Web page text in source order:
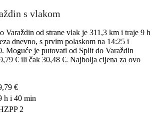
s vlakom
Varaždin od strane vlak je 311,3 km i traje 9 h
dnevno, s prvim polaskom na 14:25 i
Moguće je putovati od Split do Varaždin
€ ili čak 30,48 €. Najbolja cijena za ovo
€
h i 40 min
2